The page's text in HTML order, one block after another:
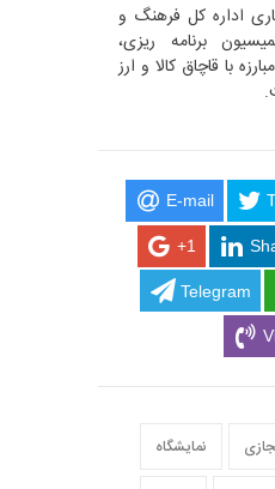
اداره کل فرهنگ و
برنامه ریزی،
با قاچاق کالا و ارز
E-mail
+1
Telegram
نمایشگاه